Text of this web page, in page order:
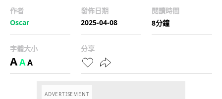
作者
Oscar
發佈日期
2025-04-08
閱讀時間
8分鐘
字體大小
AAA
分享
ADVERTISEMENT